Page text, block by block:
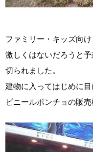
ファミリー・キッズ向
激しくはないだろうと
切られました。
建物に入ってはじめに
ビニールポンチョの販売